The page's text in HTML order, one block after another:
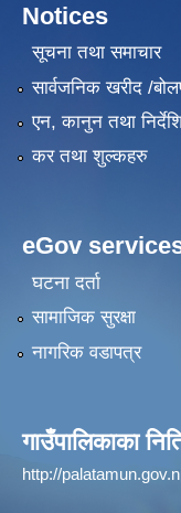
Notices
सूचना तथा समाचार
सार्वजनिक खरीद /
एन, कानुन तथा
कर तथा शुल्कहरु
eGov
घटना दर्ता
सामाजिक सुरक्षा
नागरिक वडापत्र
गाउँपालिकाका
http://